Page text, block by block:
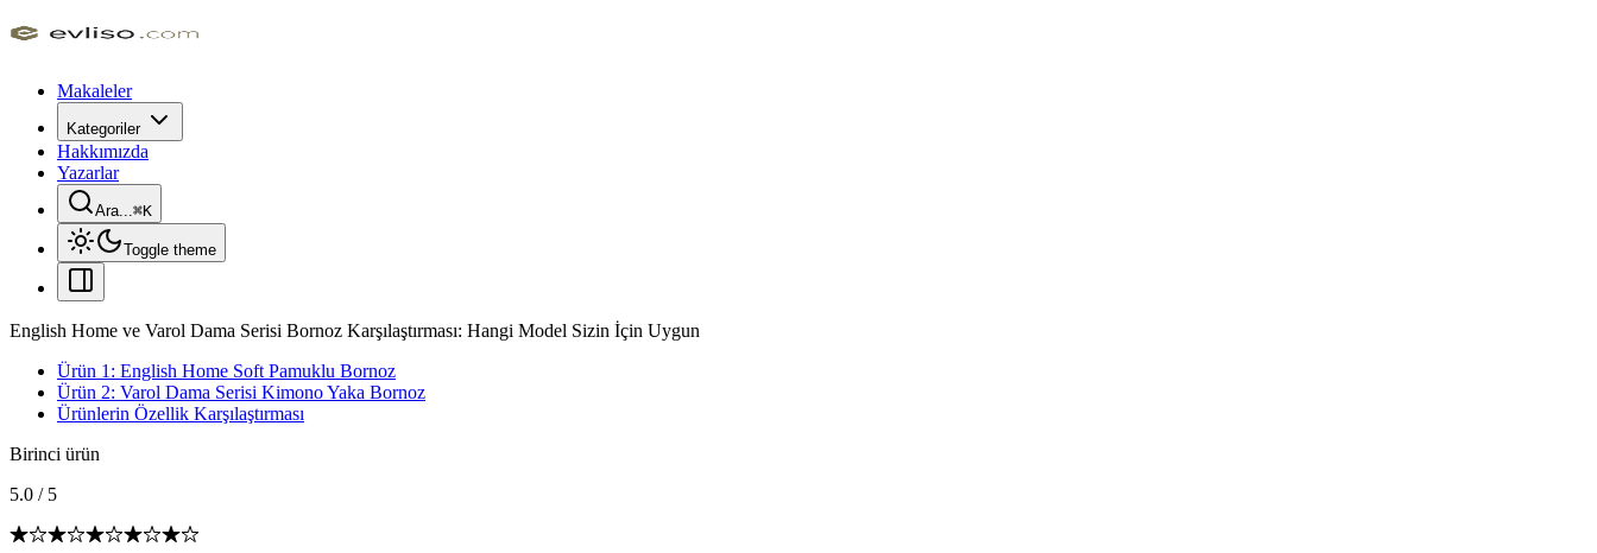
Makaleler
Kategoriler
Hakkımızda
Yazarlar
Ara...⌘K
Toggle theme
English Home ve Varol Dama Serisi Bornoz Karşılaştırması: Hangi Model Sizin İçin Uygun
Ürün 1: English Home Soft Pamuklu Bornoz
Ürün 2: Varol Dama Serisi Kimono Yaka Bornoz
Ürünlerin Özellik Karşılaştırması
Birinci ürün
5.0 / 5